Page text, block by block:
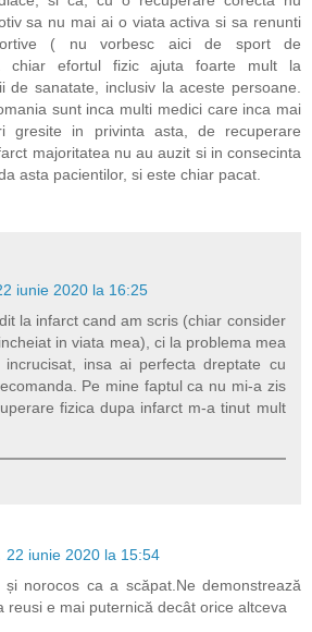
sa nu mai ai o viata activa si sa renunti
( nu vorbesc aici de sport de
chiar efortul fizic ajuta foarte mult la
de sanatate, inclusiv la aceste persoane.
sunt inca multi medici care inca mai
gresite in privinta asta, de recuperare
majoritatea nu au auzit si in consecinta
asta pacientilor, si este chiar pacat.
iunie 2020 la 16:25
la infarct cand am scris (chiar consider
in viata mea), ci la problema mea
incrucisat, insa ai perfecta dreptate cu
Pe mine faptul ca nu mi-a zis
fizica dupa infarct m-a tinut mult
22 iunie 2020 la 15:54
și norocos ca a scăpat.Ne demonstrează
reusi e mai puternică decât orice altceva